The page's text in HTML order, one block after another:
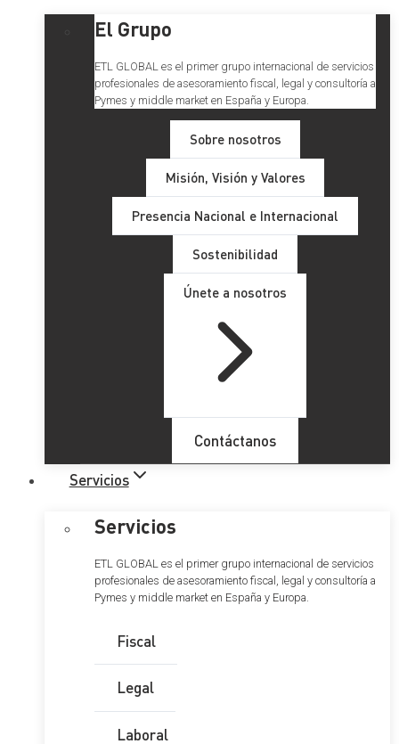
El Grupo
ETL GLOBAL es el primer grupo internacional de servicios
profesionales de asesoramiento fiscal, legal y consultoría a
Pymes y middle market en España y Europa.
Sobre nosotros
Misión, Visión y Valores
Presencia Nacional e Internacional
Sostenibilidad
Únete a nosotros
Contáctanos
Servicios
Servicios
ETL GLOBAL es el primer grupo internacional de servicios
profesionales de asesoramiento fiscal, legal y consultoría a
Pymes y middle market en España y Europa.
Fiscal
Legal
Laboral